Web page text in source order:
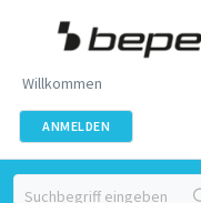
Willkommen
ANMELDEN